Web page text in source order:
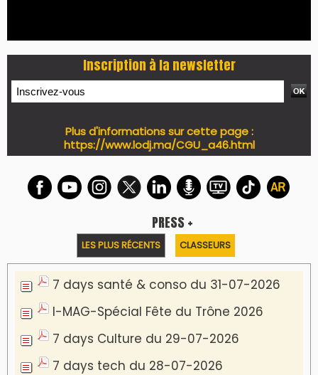
Inscription à la newsletter
Plus d'informations sur cette page :
https://www.lodj.ma/CGU_a46.html
PRESS +
LES PLUS RÉCENTS CLASSEURS
7 days santé & conso du 31-07-2026
I-MAG-Spécial Fête du Trône 2026
7 days Culture du 29-07-2026
7 days tech du 28-07-2026